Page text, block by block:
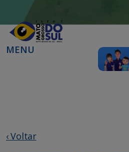
MENU
‹ Voltar